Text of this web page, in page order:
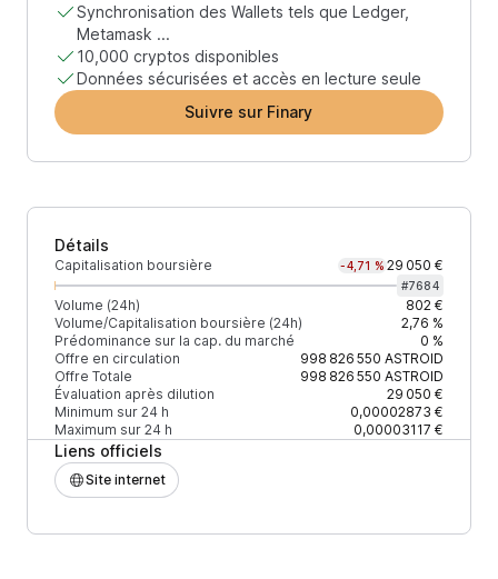
Synchronisation des Wallets tels que Ledger,
Metamask ...
10,000 cryptos disponibles
Données sécurisées et accès en lecture seule
Suivre sur Finary
Détails
Capitalisation boursière -4,71 % 29 050 €
#7684
Volume (24h)
802 €
Volume/Capitalisation boursière (24h)
2,76 %
Prédominance sur la cap. du marché
0 %
Offre en circulation
998 826 550 ASTROID
Offre Totale
998 826 550 ASTROID
Évaluation après dilution
29 050 €
Minimum sur 24 h
0,00002873 €
Maximum sur 24 h
0,00003117 €
Liens officiels
Site internet